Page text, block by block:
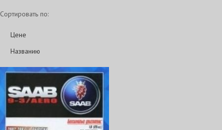
Сортировать по:
Цене
Названию